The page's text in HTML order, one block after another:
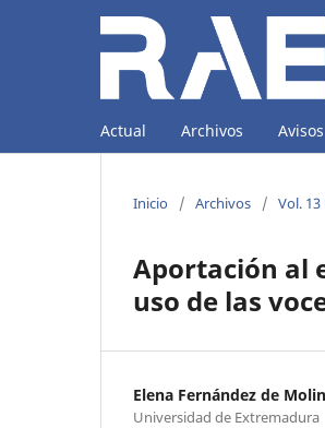
Actual Archivos Avisos
Inicio / Archivos / Vol.
Aportación al
uso de las
Elena Fernández de
Universidad de Extremadura